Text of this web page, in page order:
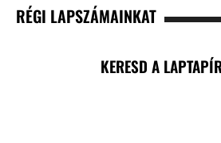
RÉGI LAPSZÁMAINKAT
KERESD A